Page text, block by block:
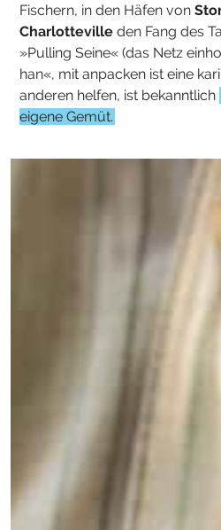
Fischern, in den Häfen von
Charlotteville den Fang des
»Pulling Seine« (das Netz
han«, mit anpacken ist eine
anderen helfen, ist bekanntlich
eigene Gemüt.